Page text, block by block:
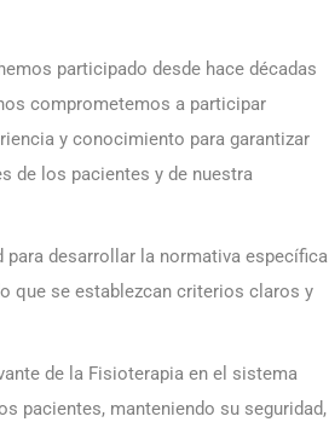
participado desde hace décadas
comprometemos a participar
y conocimiento para garantizar
de los pacientes y de nuestra
desarrollar la normativa específica
que se establezcan criterios claros y
de la Fisioterapia en el sistema
pacientes, manteniendo su seguridad,